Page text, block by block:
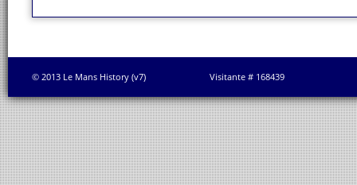
© 2013 Le Mans History (v7) Visitante # 168439